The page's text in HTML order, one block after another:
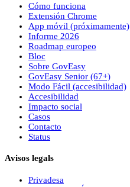
Cómo funciona
Extensión Chrome
App móvil (próximamente)
Informe 2026
Roadmap europeo
Bloc
Sobre GovEasy
GovEasy Senior (67+)
Modo Fácil (accesibilidad)
Accesibilidad
Impacto social
Casos
Contacto
Status
Avisos legals
Privadesa